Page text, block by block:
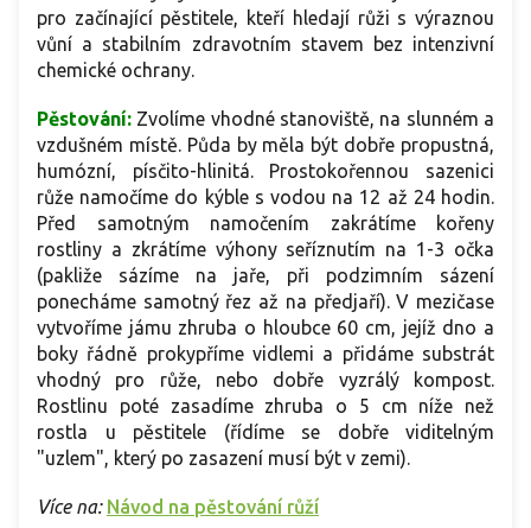
pro začínající pěstitele, kteří hledají růži s výraznou
vůní a stabilním zdravotním stavem bez intenzivní
chemické ochrany.
Pěstování: Zvolíme vhodné stanoviště, na slunném a
vzdušném místě. Půda by měla být dobře propustná,
humózní, písčito-hlinitá. Prostokořennou sazenici
růže namočíme do kýble s vodou na 12 až 24 hodin.
Před samotným namočením zakrátíme kořeny
rostliny a zkrátíme výhony seříznutím na 1-3 očka
(pakliže sázíme na jaře, při podzimním sázení
ponecháme samotný řez až na předjaří). V mezičase
vytvoříme jámu zhruba o hloubce 60 cm, jejíž dno a
boky řádně prokypříme vidlemi a přidáme substrát
vhodný pro růže, nebo dobře vyzrálý kompost.
Rostlinu poté zasadíme zhruba o 5 cm níže než
rostla u pěstitele (řídíme se dobře viditelným
"uzlem", který po zasazení musí být v zemi).
Více na: Návod na pěstování růží